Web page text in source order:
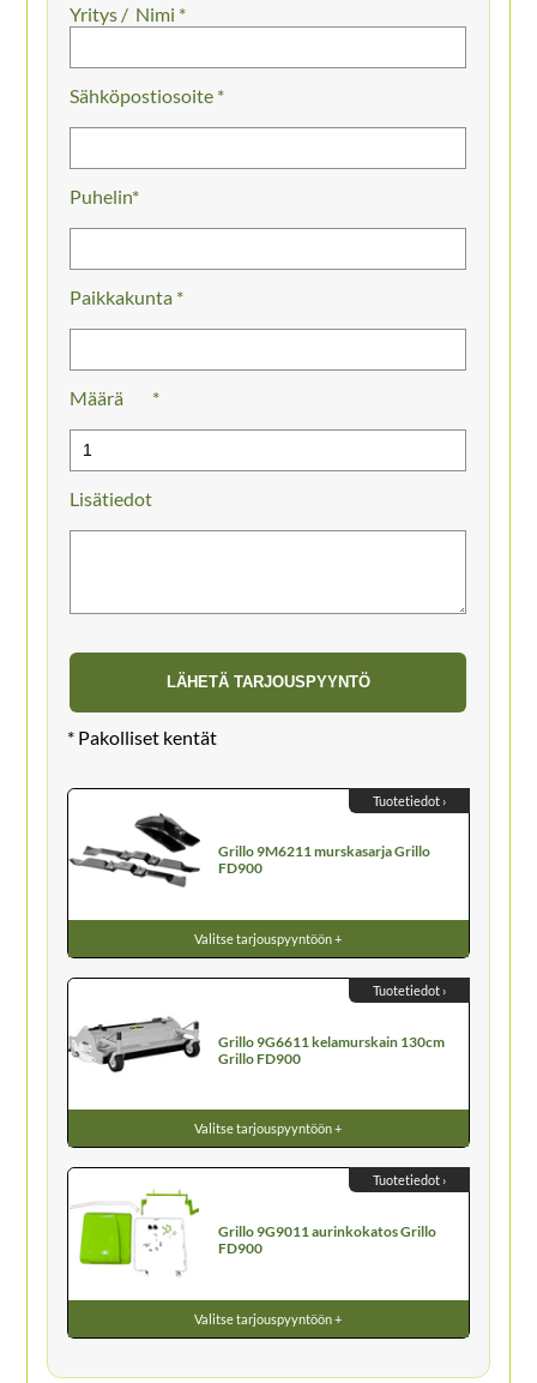
Nimi *
Sähköpostiosoite *
Puhelin
Paikkakunta *
Määrä
Lisätiedot
Grillo 9M6211 murskasarja Grillo
FD900
Valitse tarjouspyyntöön +
Tuotetiedot ›
Grillo 9G6611 kelamurskain 130cm
Grillo FD900
Valitse tarjouspyyntöön +
Tuotetiedot ›
Grillo 9G9011 aurinkokatos Grillo
FD900
Valitse tarjouspyyntöön +
Tuotetiedot ›